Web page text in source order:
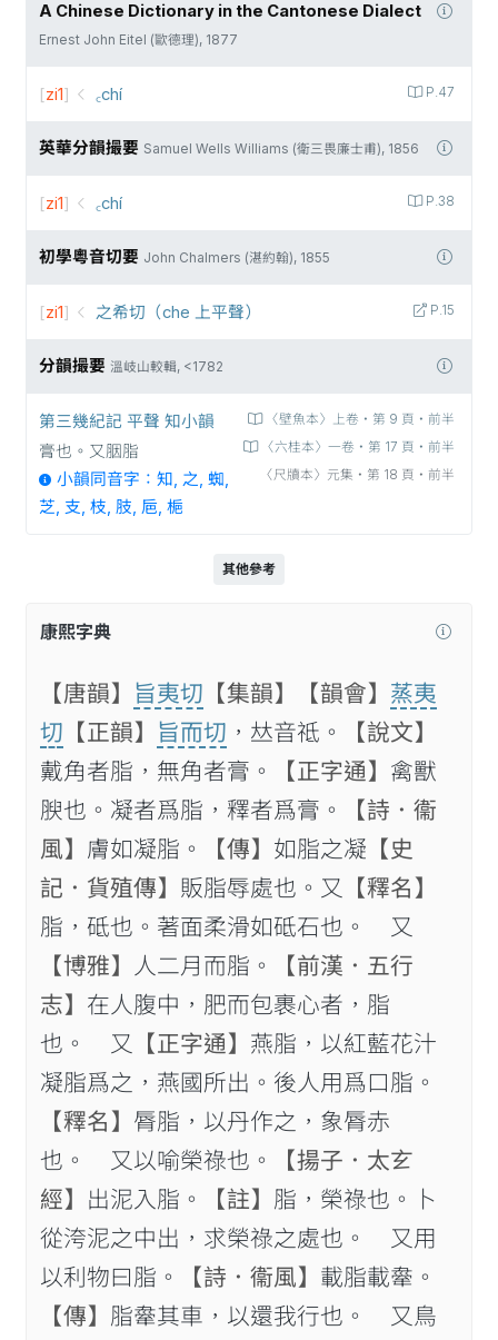
A Chinese Dictionary in the Cantonese Dialect
Ernest John Eitel (歐德理), 1877
P.47
[zi1] ꜀chí
英華分韻撮要 Samuel Wells Williams (衛三畏廉士甫), 1856
P.38
[zi1] ꜀chí
初學粵音切要 John Chalmers (湛約翰), 1855
P.15
[zi1] 之希切（che 上平聲）
分韻撮要 溫岐山較輯, <1782
〈壁魚本〉上卷‧第 9 頁‧前半
〈六桂本〉一卷‧第 17 頁‧前半
〈尺牘本〉元集‧第 18 頁‧前半
第三幾紀記 平聲 知小韻
膏也。又胭脂
小韻同音字：知, 之, 蜘,
芝, 支, 枝, 肢, 巵, 梔
其他參考
康熙字典
【唐韻】 旨夷切 【集韻】 【韻會】 蒸夷
切 【正韻】 旨而切 ，𠀤音祗。
【說文】
戴角者脂，無角者膏。
【正字通】 禽獸
腴也。凝者爲脂，釋者爲膏。
【詩．衞
風】 膚如凝脂。 【傳】 如脂之凝 【史
記．貨殖傳】 販脂辱處也。又
【釋名】
脂，砥也。著面柔滑如砥石也。 又
【博雅】 人二月而脂。
【前漢．五行
志】 在人腹中，肥而包裹心者，脂
也。 又
【正字通】 燕脂，以紅藍花汁
凝脂爲之，燕國所出。後人用爲口脂。
【釋名】 脣脂，以丹作之，象脣赤
也。 又以喻榮祿也。
【揚子．太𤣥
經】 出泥入脂。 【註】 脂，榮祿也。卜
從洿泥之中出，求榮祿之處也。 又用
以利物曰脂。
【詩．衞風】 載脂載舝。
【傳】 脂舝其車，以還我行也。 又鳥